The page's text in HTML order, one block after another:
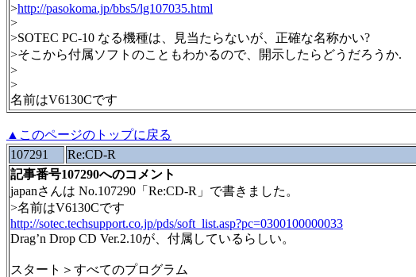
>http://pasokoma.jp/bbs5/lg107035.html
>
>SOTEC PC-10 なる機種は、見当たらないが、正確な名称かい?
>そこから付属ソフトのこともわかるので、開示したらどうだろうか.
>
>
名前はV6130Cです
▲このページのトップに戻る
107291
Re:CD-R
記事番号107290へのコメント
japanさんは No.107290「Re:CD-R」で書きました。
>名前はV6130Cです
http://sotec.techsupport.co.jp/pds/soft_list.asp?pc=0300100000033
Drag’n Drop CD Ver.2.10が、付属しているらしい。
スタート＞すべてのプログラム